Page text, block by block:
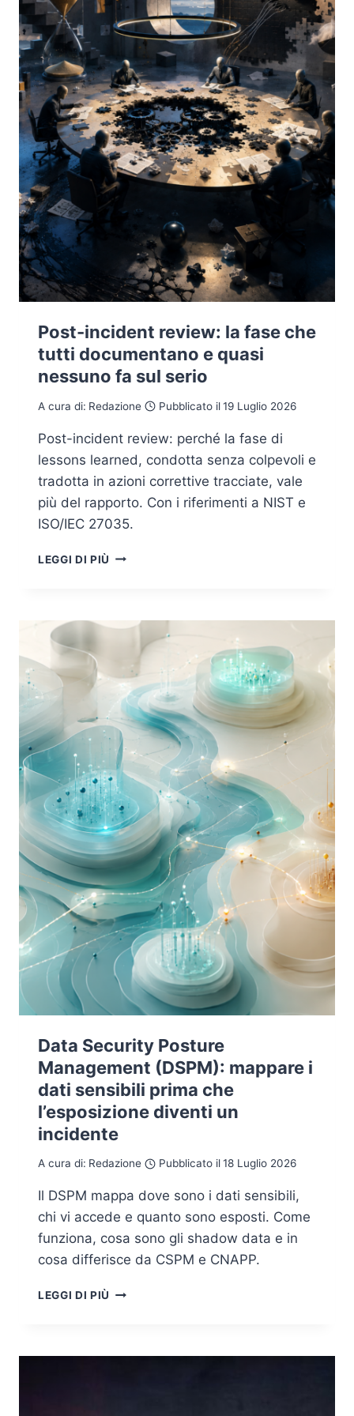
Post-incident review: la fase che
tutti documentano e quasi
nessuno fa sul serio
A cura di: Redazione Pubblicato il19 Luglio 2026
Post-incident review: perché la fase di
lessons learned, condotta senza colpevoli e
tradotta in azioni correttive tracciate, vale
più del rapporto. Con i riferimenti a NIST e
ISO/IEC 27035.
LEGGI DI PIÙ POST-
FASE
TUTTI
DOCUMENTANO
QUASI
NESSUNO
FA
SUL
SERIO
Data Security Posture
Management (DSPM): mappare i
dati sensibili prima che
l’esposizione diventi un
incidente
A cura di: Redazione Pubblicato il18 Luglio 2026
Il DSPM mappa dove sono i dati sensibili,
chi vi accede e quanto sono esposti. Come
funziona, cosa sono gli shadow data e in
cosa differisce da CSPM e CNAPP.
LEGGI DI PIÙ DATA
(DSPM):